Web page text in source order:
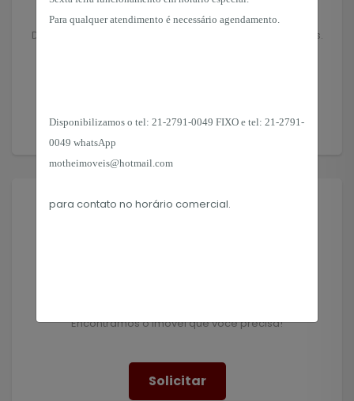
Para qualquer atendimento é necessário agendamento.
Disponibilizamos o tel: 21-2791-0049 FIXO e tel: 21-2791-
0049 whatsApp
motheimoveis@hotmail.com
para contato no horário comercial.
Anuncie seu Imóvel
Deixe seu imóvel nas mãos de profissionais experientes.
Encontramos o imóvel que você precisa!
Solicitar